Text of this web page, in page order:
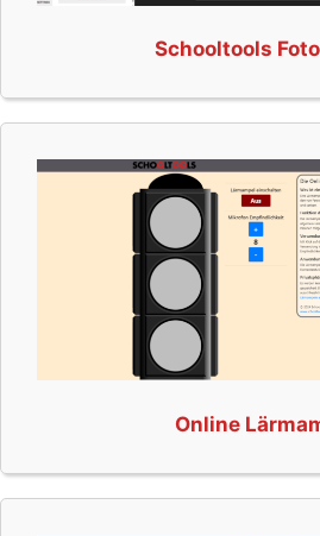
Schooltools
Online